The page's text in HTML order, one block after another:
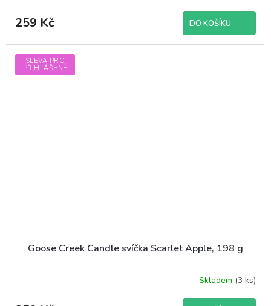
259 Kč DO KOŠÍKU
SLEVA PRO
PŘIHLÁŠENÉ
Goose Creek Candle svíčka Scarlet Apple, 198 g
Skladem (3 ks)